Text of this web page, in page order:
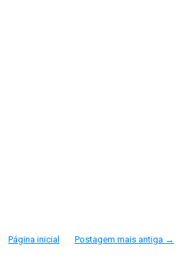
Postagem mais antiga →
Página inicial